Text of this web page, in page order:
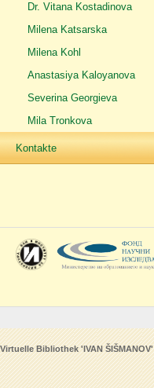
Dr. Vitana Kostadinova
Milena Katsarska
Milena Kohl
Anastasiya Kaloyanova
Severina Georgieva
Mila Tronkova
Kontakte
Virtuelle Bibliothek 'IVAN ŠIŠMANOV'